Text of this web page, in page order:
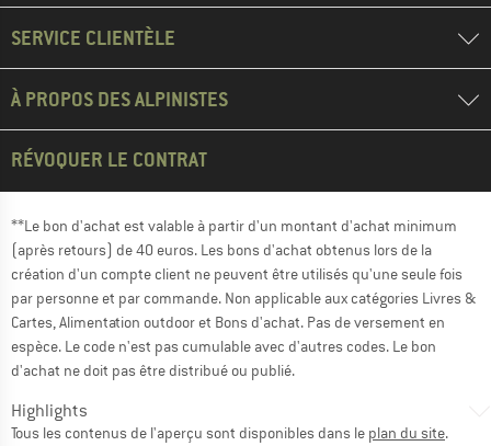
SERVICE CLIENTÈLE
À PROPOS DES ALPINISTES
RÉVOQUER LE CONTRAT
**Le bon d'achat est valable à partir d'un montant d'achat minimum
(après retours) de 40 euros. Les bons d'achat obtenus lors de la
création d'un compte client ne peuvent être utilisés qu'une seule fois
par personne et par commande. Non applicable aux catégories Livres &
Cartes, Alimentation outdoor et Bons d'achat. Pas de versement en
espèce. Le code n'est pas cumulable avec d'autres codes. Le bon
d'achat ne doit pas être distribué ou publié.
Highlights
Tous les contenus de l'aperçu sont disponibles dans le plan du site.